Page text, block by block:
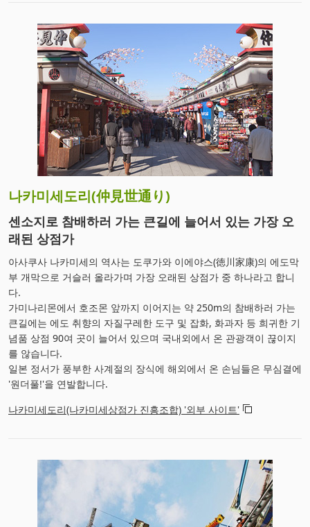
나카미세도리(仲見世通り)
센소지로 참배하러 가는 큰길에 늘어서 있는 가장 오
래된 상점가
아사쿠사 나카미세의 역사는 도쿠가와 이에야스(徳川家康)의 에도막
부 개막으로 거슬러 올라가며 가장 오래된 상점가 중 하나라고 합니
다.
가미나리몬에서 호조몬 앞까지 이어지는 약 250m의 참배하러 가는
큰길에는 에도 취향의 자질구레한 도구 및 잡화, 화과자 등 희귀한 기
념품 상점 90여 곳이 늘어서 있으며 국내외에서 온 관광객이 끊이지
를 않습니다.
일본 정서가 풍부한 사계절의 장식에 해외에서 온 손님들은 무심결에
'원더풀!'을 연발합니다.
나카미세도리(나카미세상점가 진흥조합) '외부 사이트'